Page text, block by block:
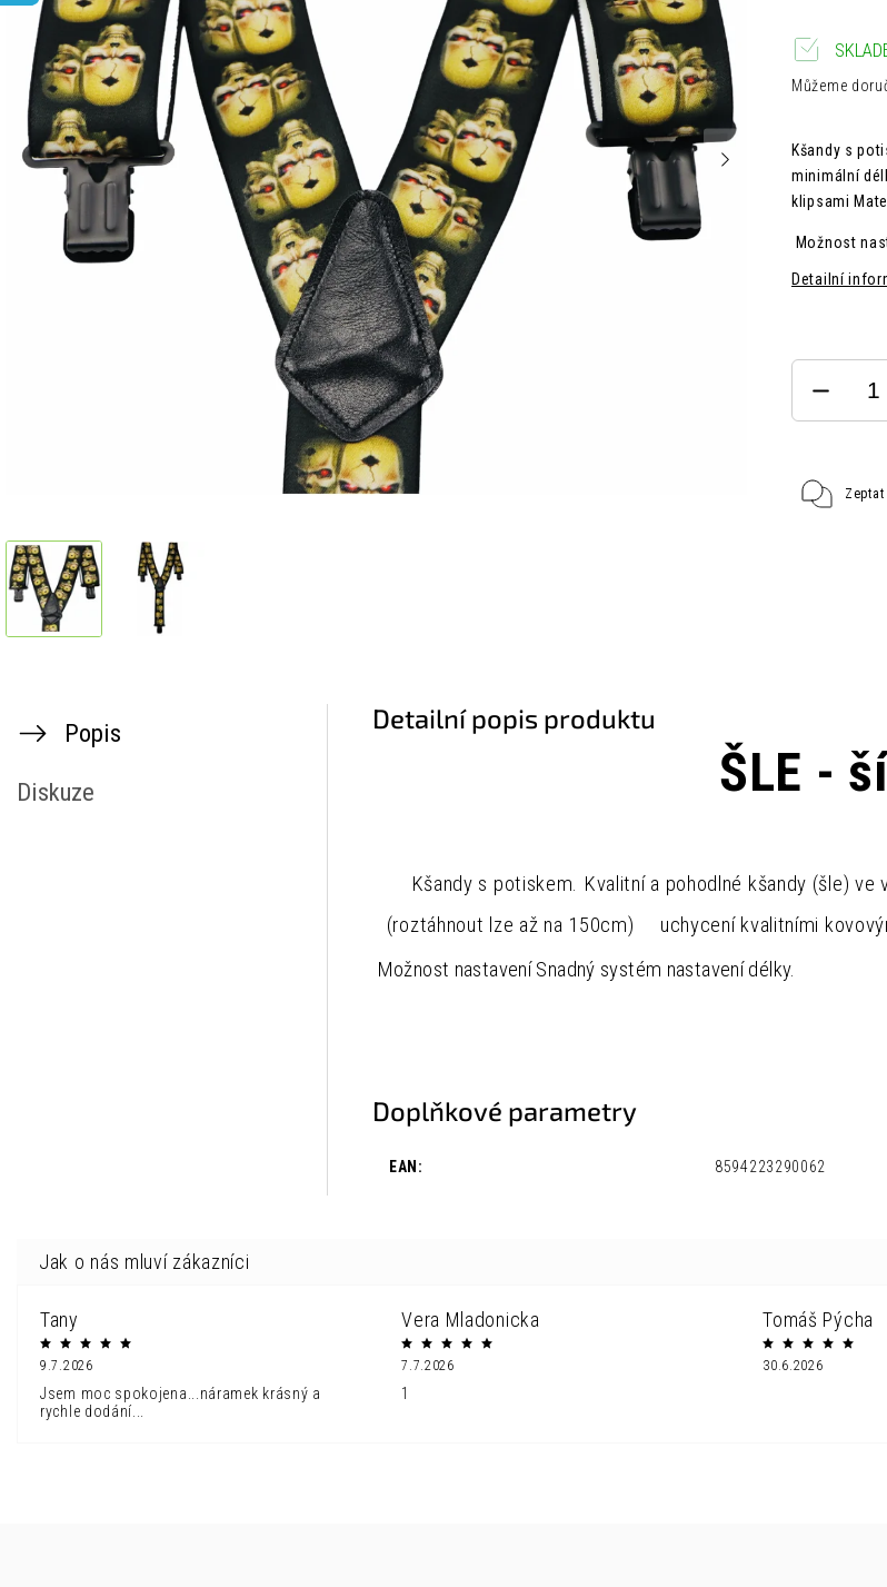
Kšandy s
minimální
klipsami
Možnost
Detailní
Můžeme
Zeptat
Popis
Diskuze
Detailní popis produktu
ŠLE -
Kšandy s potiskem. Kvalitní a pohodlné kšandy (šle)
(roztáhnout lze až na 150cm) uchycení kvalitními
Možnost nastaveníSnadný systém nastavení délky.
Doplňkové parametry
EAN: 8594223290062
Tany
9.7.2026
Jsem moc spokojena...náramek krásný a
rychle dodání...
Vera Mladonicka
7.7.2026
1
Tomáš Pýcha
30.6.2026